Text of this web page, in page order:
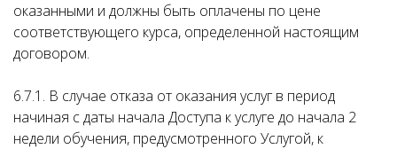
оказанными и должны быть оплачены по цене
соответствующего курса, определенной настоящим
договором.
6.7.1. В случае отказа от оказания услуг в период
начиная с даты начала Доступа к услуге до начала 2
недели обучения, предусмотренного Услугой, к